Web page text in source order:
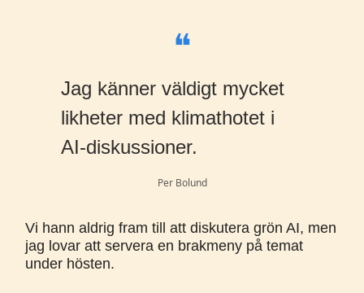
❝
Jag känner väldigt mycket
likheter med klimathotet i
AI-diskussioner.
Per Bolund
Vi hann aldrig fram till att diskutera grön AI, men
jag lovar att servera en brakmeny på temat
under hösten.